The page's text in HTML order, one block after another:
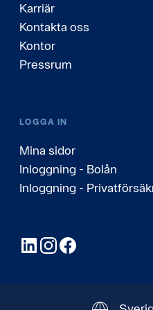
Karriär
Kontakta oss
Kontor
Pressrum
LOGGA IN
Mina sidor
Inloggning - Bolån
Inloggning -
LinkedInInstagram